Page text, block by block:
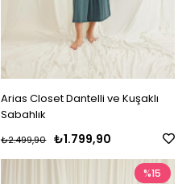
Arias Closet Dantelli ve Kuşaklı
Sabahlık
₺1.799,90
₺2.499,90
%15